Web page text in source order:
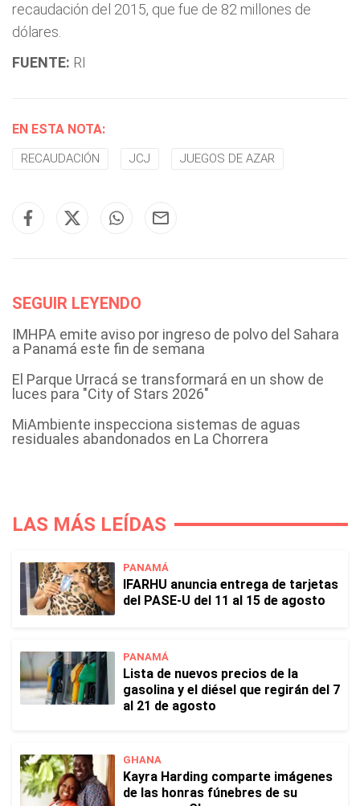
recaudación del 2015, que fue de 82 millones de
dólares.
FUENTE: RI
EN ESTA NOTA:
RECAUDACIÓN JCJ JUEGOS DE AZAR
SEGUIR LEYENDO
IMHPA emite aviso por ingreso de polvo del Sahara
a Panamá este fin de semana
El Parque Urracá se transformará en un show de
luces para "City of Stars 2026"
MiAmbiente inspecciona sistemas de aguas
residuales abandonados en La Chorrera
LAS MÁS LEÍDAS
PANAMÁ
IFARHU anuncia entrega de tarjetas
del PASE-U del 11 al 15 de agosto
PANAMÁ
Lista de nuevos precios de la
gasolina y el diésel que regirán del 7
al 21 de agosto
GHANA
Kayra Harding comparte imágenes
de las honras fúnebres de su